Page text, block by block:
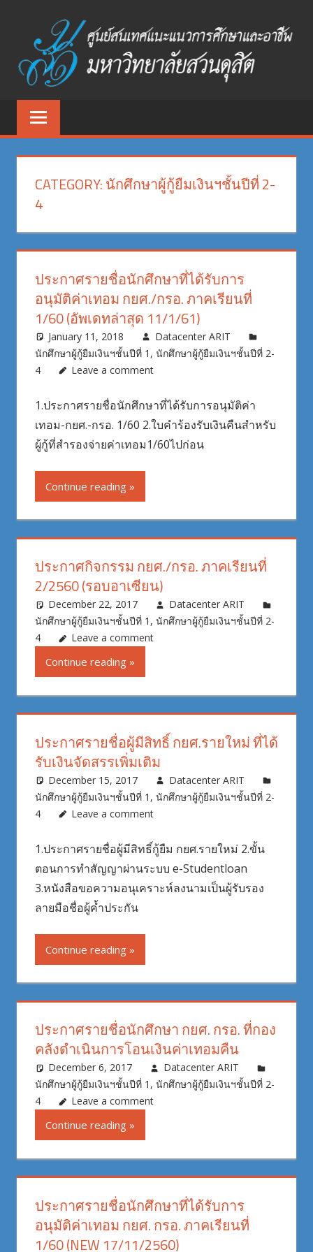
content
สนเทศ
แนะแนว
การ
ศึกษา
และ
อาชีพ
ศูนย์
สนเทศ
อาชีพ
CATEGORY:นักศึกษาผู้กู้ยืมเงินฯชั้นปีที่ 2-
4
ประกาศรายชื่อนักศึกษาที่ได้รับการ
อนุมัติค่าเทอม กยศ./กรอ. ภาคเรียนที่
1/60 (อัพเดทล่าสุด 11/1/61)
January 11, 2018
Datacenter ARIT
นักศึกษาผู้กู้ยืมเงินฯชั้นปีที่ 1 , นักศึกษาผู้กู้ยืมเงินฯชั้นปีที่ 2-
4
Leave a comment
1.ประกาศรายชื่อนักศึกษาที่ได้รับการอนุมัติค่า
เทอม-กยศ.-กรอ. 1/60 2.ใบคำร้องรับเงินคืนสำหรับ
ผู้กู้ที่สำรองจ่ายค่าเทอม1/60ไปก่อน
Continue reading
ประกาศกิจกรรม กยศ./กรอ. ภาคเรียนที่
2/2560 (รอบอาเซียน)
December 22, 2017
Datacenter ARIT
นักศึกษาผู้กู้ยืมเงินฯชั้นปีที่ 1 , นักศึกษาผู้กู้ยืมเงินฯชั้นปีที่ 2-
4
Leave a comment
Continue reading
ประกาศรายชื่อผู้มีสิทธิ์ กยศ.รายใหม่ ที่ได้
รับเงินจัดสรรเพิ่มเติม
December 15, 2017
Datacenter ARIT
นักศึกษาผู้กู้ยืมเงินฯชั้นปีที่ 1 , นักศึกษาผู้กู้ยืมเงินฯชั้นปีที่ 2-
4
Leave a comment
1.ประกาศรายชื่อผู้มีสิทธิ์กู้ยืม กยศ.รายใหม่ 2.ขั้น
ตอนการทำสัญญาผ่านระบบ e-Studentloan
3.หนังสือขอความอนุเคราะห์ลงนามเป็นผู้รับรอง
ลายมือชื่อผู้ค้ำประกัน
Continue reading
ประกาศรายชื่อนักศึกษา กยศ. กรอ. ที่กอง
คลังดำเนินการโอนเงินค่าเทอมคืน
December 6, 2017
Datacenter ARIT
นักศึกษาผู้กู้ยืมเงินฯชั้นปีที่ 1 , นักศึกษาผู้กู้ยืมเงินฯชั้นปีที่ 2-
4
Leave a comment
Continue reading
ประกาศรายชื่อนักศึกษาที่ได้รับการ
อนุมัติค่าเทอม กยศ. กรอ. ภาคเรียนที่
1/60 (NEW 17/11/2560)